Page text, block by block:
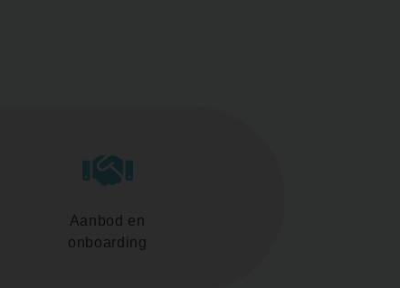
Aanbod en
onboarding